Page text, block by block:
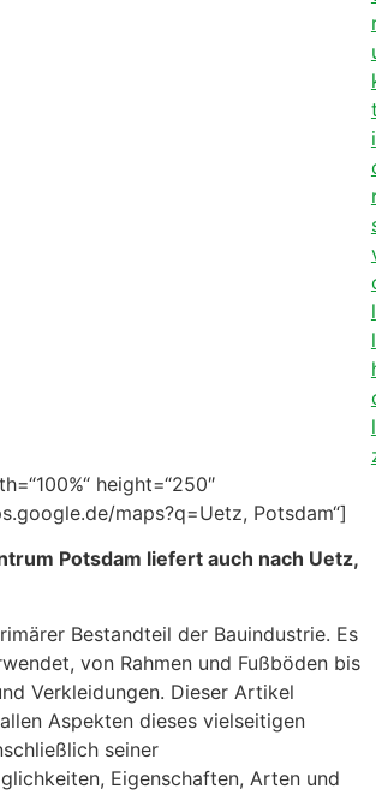
i
l
l
l
height=“250″
maps?q=Uetz, Potsdam“]
Potsdam liefert auch nach Uetz,
Bestandteil der Bauindustrie. Es
von Rahmen und Fußböden bis
Verkleidungen. Dieser Artikel
Aspekten dieses vielseitigen
seiner
Eigenschaften, Arten und